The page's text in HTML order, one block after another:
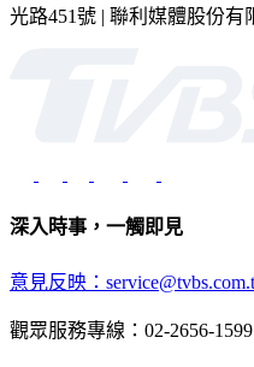
光路451號 | 聯利媒體股份有
深入時事，一觸即見
意見反映：
觀眾服務專線：02-2656-1599